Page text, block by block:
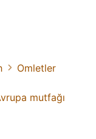
Omletler
mutfağı